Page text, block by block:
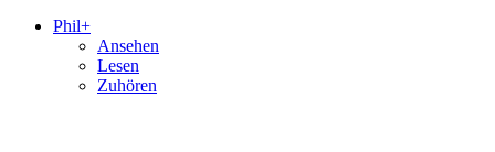
Phil+
Ansehen
Lesen
Zuhören